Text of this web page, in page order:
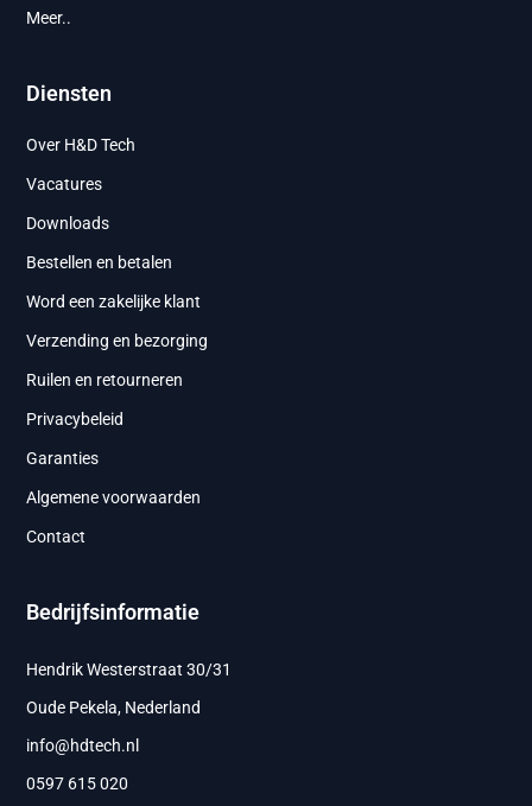
Meer..
Diensten
Over H&D Tech
Vacatures
Downloads
Bestellen en betalen
Word een zakelijke klant
Verzending en bezorging
Ruilen en retourneren
Privacybeleid
Garanties
Algemene voorwaarden
Contact
Bedrijfsinformatie
Hendrik Westerstraat 30/31
Oude Pekela, Nederland
info@hdtech.nl
0597 615 020